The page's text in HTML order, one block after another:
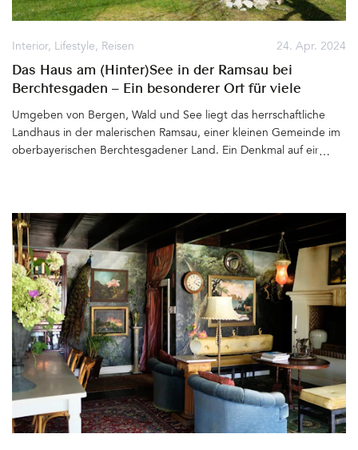
24. Apr. 2024
Interior, Lifestyle, Reisen
Das Haus am (Hinter)See in der Ramsau bei
Berchtesgaden – Ein besonderer Ort für viele
Anlässe
Umgeben von Bergen, Wald und See liegt das herrschaftliche
Landhaus in der malerischen Ramsau, einer kleinen Gemeinde im
oberbayerischen Berchtesgadener Land. Ein Denkmal auf einer
eingerichtet seine Gäste herzlich willkommen heißt. Wer sich für
Architektur, Design und Kunst interessiert, die Natur genießen
möchte, eine Foto- und Filmlocation oder einen Ort für die
perfekte Hochzeit, Business-Runde, Familienfeier, Lesung oder
viele andere Anlässe sucht – Das Haus am See ist dafür der
perfekte Ort. Erholung, Inspiration und
Vogelgezwitscher inklusive&hellip